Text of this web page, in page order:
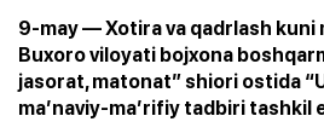
9-may — Xotira va qadrlash kuni
Buxoro viloyati bojxona
jasorat, matonat” shiori ostida
ma’naviy-ma’rifiy tadbiri tashkil